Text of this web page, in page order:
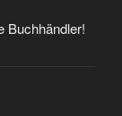
Buchhändler!